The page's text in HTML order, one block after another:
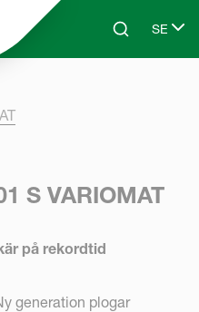
to main contentSearchSE
Select
S VARIOMAT
på rekordtid
generation plogar